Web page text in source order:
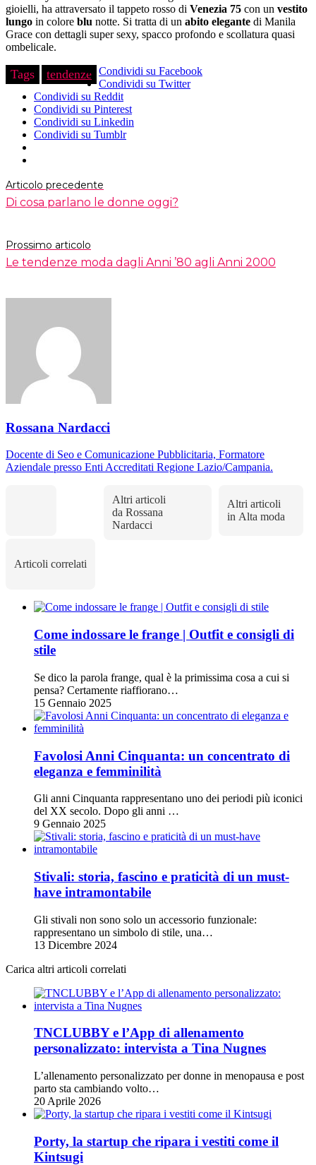
gioielli, ha attraversato il tappeto rosso di Venezia 75 con un vestito
lungo in colore blu notte. Si tratta di un abito elegante di Manila
Grace con dettagli super sexy, spacco profondo e scollatura quasi
ombelicale.
Tags tendenze Condividi su Facebook
Condividi su Twitter
Condividi su Reddit
Condividi su Pinterest
Condividi su Linkedin
Condividi su Tumblr
Articolo precedente
Di cosa parlano le donne oggi?
Prossimo articolo
Le tendenze moda dagli Anni ’80 agli Anni 2000
Rossana Nardacci
Docente di Seo e Comunicazione Pubblicitaria, Formatore
Aziendale presso Enti Accreditati Regione Lazio/Campania.
Articoli correlati
Altri articoli
da Rossana
Nardacci
Altri articoli
in Alta moda
Come indossare le frange | Outfit e consigli di
stile
Se dico la parola frange, qual è la primissima cosa a cui si
pensa? Certamente riaffiorano…
15 Gennaio 2025
Favolosi Anni Cinquanta: un concentrato di
eleganza e femminilità
Gli anni Cinquanta rappresentano uno dei periodi più iconici
del XX secolo. Dopo gli anni …
9 Gennaio 2025
Stivali: storia, fascino e praticità di un must-
have intramontabile
Gli stivali non sono solo un accessorio funzionale:
rappresentano un simbolo di stile, una…
13 Dicembre 2024
Carica altri articoli correlati
TNCLUBBY e l’App di allenamento
personalizzato: intervista a Tina Nugnes
L’allenamento personalizzato per donne in menopausa e post
parto sta cambiando volto…
20 Aprile 2026
Porty, la startup che ripara i vestiti come il
Kintsugi